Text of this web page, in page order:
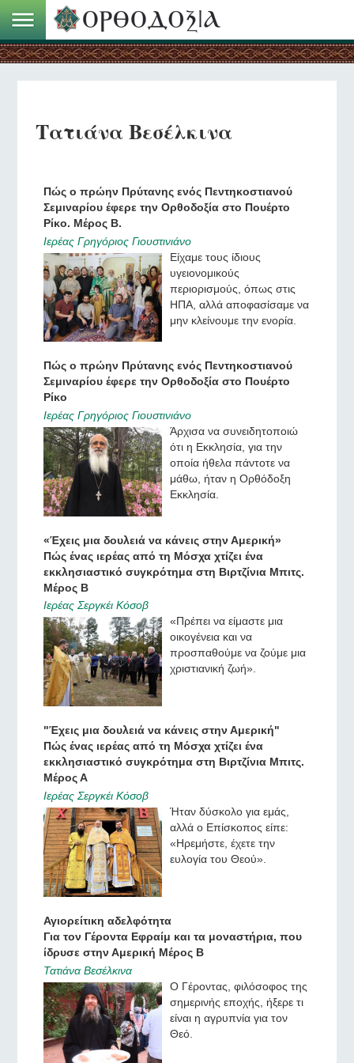
Τατιάνα Βεσέλκινα
Πώς ο πρώην Πρύτανης ενός Πεντηκοστιανού
Σεμιναρίου έφερε την Ορθοδοξία στο Πουέρτο
Ρίκο. Μέρος Β.
Ιερέας Γρηγόριος Γιουστινιάνο
Είχαμε τους ίδιους
υγειονομικούς
περιορισμούς, όπως στις
ΗΠΑ, αλλά αποφασίσαμε να
μην κλείνουμε την ενορία.
Πώς ο πρώην Πρύτανης ενός Πεντηκοστιανού
Σεμιναρίου έφερε την Ορθοδοξία στο Πουέρτο
Ρίκο
Ιερέας Γρηγόριος Γιουστινιάνο
Άρχισα να συνειδητοποιώ
ότι η Εκκλησία, για την
οποία ήθελα πάντοτε να
μάθω, ήταν η Ορθόδοξη
Εκκλησία.
«Έχεις μια δουλειά να κάνεις στην Αμερική»
Πώς ένας ιερέας από τη Μόσχα χτίζει ένα
εκκλησιαστικό συγκρότημα στη Βιρτζίνια Μπιτς.
Μέρος Β
Ιερέας Σεργκέι Κόσοβ
«Πρέπει να είμαστε μια
οικογένεια και να
προσπαθούμε να ζούμε μια
χριστιανική ζωή».
"Έχεις μια δουλειά να κάνεις στην Αμερική"
Πώς ένας ιερέας από τη Μόσχα χτίζει ένα
εκκλησιαστικό συγκρότημα στη Βιρτζίνια Μπιτς.
Μέρος Α
Ιερέας Σεργκέι Κόσοβ
Ήταν δύσκολο για εμάς,
αλλά ο Επίσκοπος είπε:
«Ηρεμήστε, έχετε την
ευλογία του Θεού».
Αγιορείτικη αδελφότητα
Για τον Γέροντα Εφραίμ και τα μοναστήρια, που
ίδρυσε στην Αμερική Μέρος Β
Τατιάνα Βεσέλκινα
Ο Γέροντας, φιλόσοφος της
σημερινής εποχής, ήξερε τι
είναι η αγρυπνία για τον
Θεό.